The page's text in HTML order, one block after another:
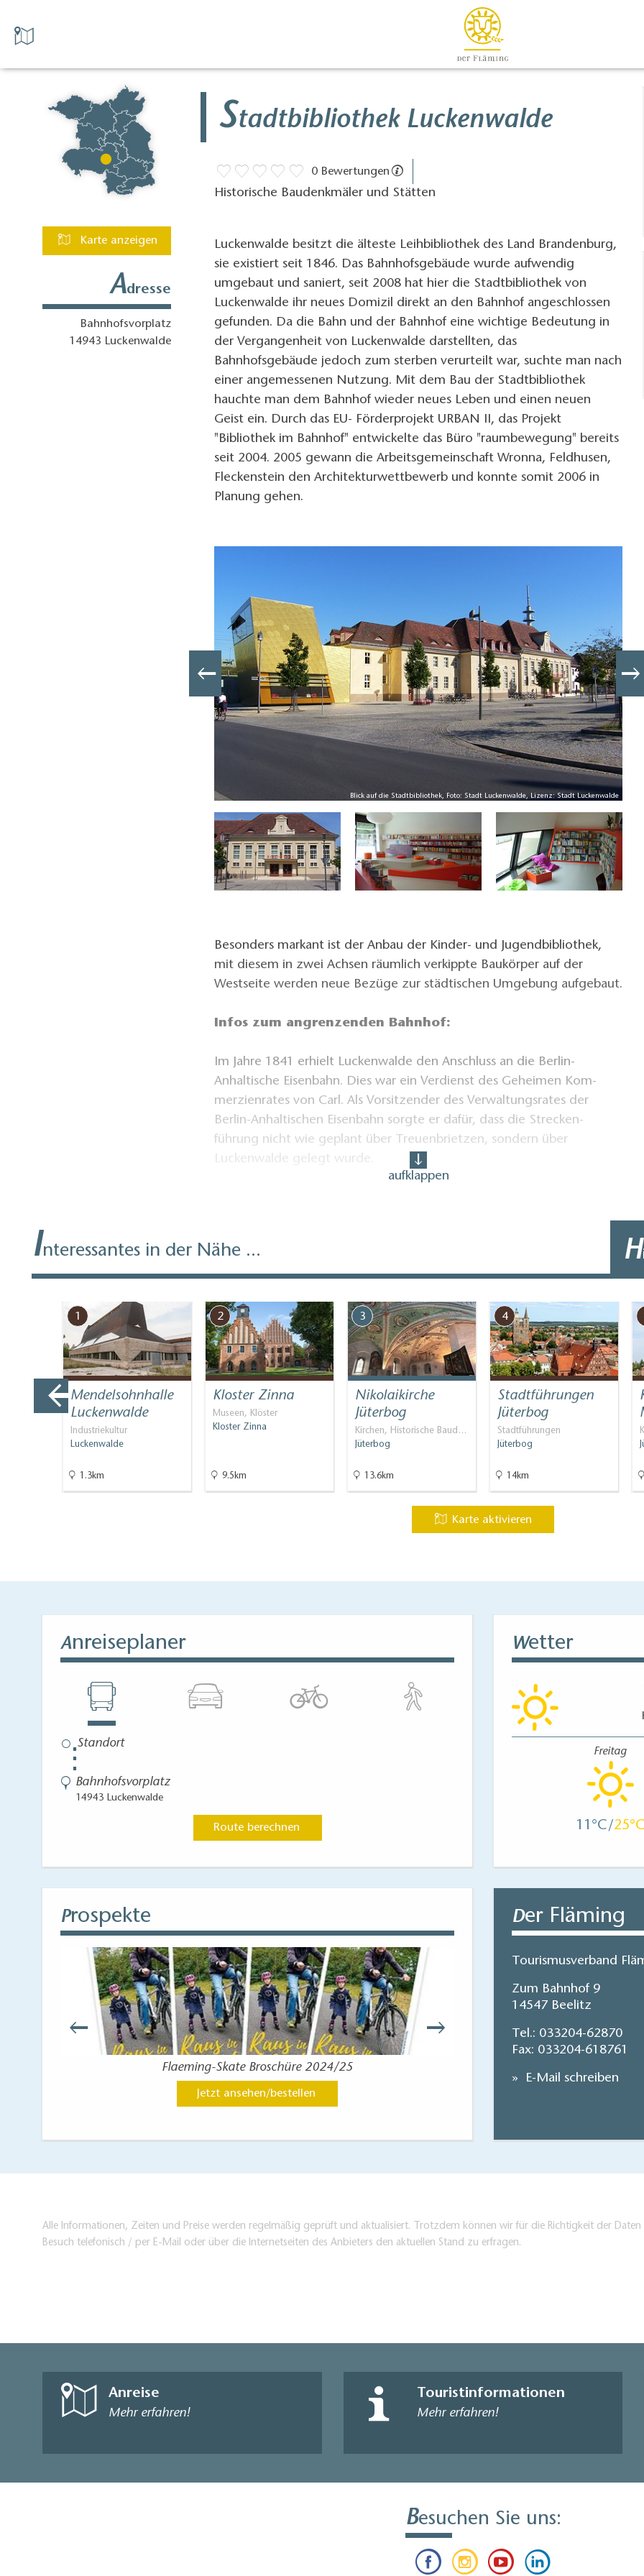
Karte anzeigen
Adresse
Bahnhofsvorplatz
14943 Luckenwalde
Stadtbibliothek Luckenwalde
0 Bewertungen
Historische Baudenkmäler und Stätten
Luckenwalde besitzt die älteste Leihbibliothek des Land Brandenburg,
sie existiert seit 1846. Das Bahnhofsgebäude wurde aufwendig
umgebaut und saniert, seit 2008 hat hier die Stadtbibliothek von
Luckenwalde ihr neues Domizil direkt an den Bahnhof angeschlossen
gefunden. Da die Bahn und der Bahnhof eine wichtige Bedeutung in
der Vergangenheit von Luckenwalde darstellten, das
Bahnhofsgebäude jedoch zum sterben verurteilt war, suchte man nach
einer angemessenen Nutzung. Mit dem Bau der Stadtbibliothek
hauchte man dem Bahnhof wieder neues Leben und einen neuen
Geist ein. Durch das EU- Förderprojekt URBAN II, das Projekt
"Bibliothek im Bahnhof" entwickelte das Büro "raumbewegung" bereits
seit 2004. 2005 gewann die Arbeitsgemeinschaft Wronna, Feldhusen,
Fleckenstein den Architekturwettbewerb und konnte somit 2006 in
Planung gehen.
Blick auf die Stadtbibliothek, Foto: Stadt Luckenwalde, Lizenz: Stadt Luckenwalde
Besonders markant ist der Anbau der Kinder- und Jugendbibliothek,
mit diesem in zwei Achsen räumlich verkippte Baukörper auf der
Westseite werden neue Bezüge zur städtischen Umgebung aufgebaut.
Infos zum angrenzenden Bahnhof:
Im Jahre 1841 erhielt Luckenwalde den Anschluss an die Berlin­
Anhaltische Eisenbahn. Dies war ein Verdienst des Geheimen Kom­
merzienrates von Carl. Als Vorsitzender des Verwaltungsrates der
Berlin-Anhaltischen Eisenbahn sorgte er dafür, dass die Strecken­
führung nicht wie geplant über Treuenbrietzen, sondern über
Luckenwalde gelegt wurde.
entwickeln. Heute braucht der Regionalexpress für die Strecke
Luckenwalde - Berlin Hauptbahnhof etwa 38 Minuten.
aufklappen
Interessantes in der Nähe ... H
1
Mendelsohnhalle
Luckenwalde
Industriekultur
Luckenwalde
1.3km
2
Kloster Zinna
Museen, Klöster
Kloster Zinna
9.5km
3
Nikolaikirche
Jüterbog
Kirchen, Historische Baud…
Jüterbog
13.6km
4
Stadtführungen
Jüterbog
Stadtführungen
Jüterbog
14km
Karte aktivieren
Anreiseplaner
⋮
Bahnhofsvorplatz
14943 Luckenwalde
Route berechnen
Wetter
Freitag
11 25
Prospekte
Flaeming-Skate Broschüre 2024/25
Jetzt ansehen/bestellen
Der Fläming
Tourismusverband
Zum Bahnhof 9
14547 Beelitz
Tel.: 033204-62870
Fax: 033204-618761
E-Mail schreiben
Alle Informationen, Zeiten und Preise werden regelmäßig geprüft und aktualisiert. Trotzdem können wir für die Richtigkeit der
Besuch telefonisch / per E-Mail oder über die Internetseiten des Anbieters den aktuellen Stand zu erfragen.
Anreise
Mehr erfahren!
Touristinformationen
Mehr erfahren!
Besuchen Sie uns: